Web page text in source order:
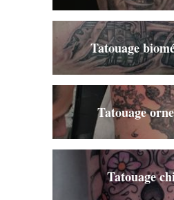
Tatouage
Tatouage
Tatouage